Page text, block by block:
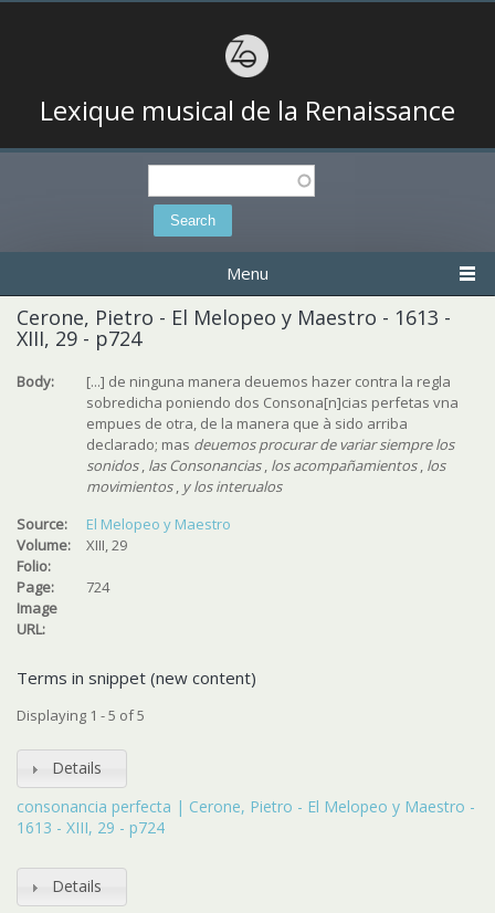
Lexique musical de la Renaissance
Search
Menu
Cerone, Pietro - El Melopeo y Maestro - 1613 -
XIII, 29 - p724
Body:
[...] de ninguna manera deuemos hazer contra la regla
sobredicha poniendo dos Consona[n]cias perfetas vna
empues de otra, de la manera que à sido arriba
declarado; mas deuemos procurar de variar siempre los
sonidos, las Consonancias, los acompañamientos, los
movimientos, y los interualos
Source:
El Melopeo y Maestro
Volume:
XIII, 29
Folio:
Page:
724
Image
URL:
Terms in snippet (new content)
Displaying 1 - 5 of 5
Details
consonancia perfecta | Cerone, Pietro - El Melopeo y Maestro -
1613 - XIII, 29 - p724
Details